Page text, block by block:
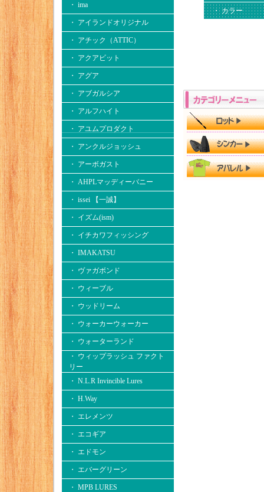
・ ima
・ アイランドオリジナル
・ アチック（ATTIC）
・ アクアビット
・ アグア
・ アブガルシア
・ アルフハイト
・ アユムプロダクト
・ アンクルジョッシュ
・ アーボガスト
・ AHPLマッディーバニー
・ issei 【一誠】
・ イズム(ism)
・ イチカワフィッシング
・ IMAKATSU
・ ヴァガボンド
・ ウィーブル
・ ウッドリーム
・ ウォーカーウォーカー
・ ウォーターランド
・ ウィップラッシュ ファクト
リー
・ N.L.R Invincible Lures
・ H.Way
・ エレメンツ
・ エコギア
・ エドモン
・ エバーグリーン
・ MPB LURES
・ カラー